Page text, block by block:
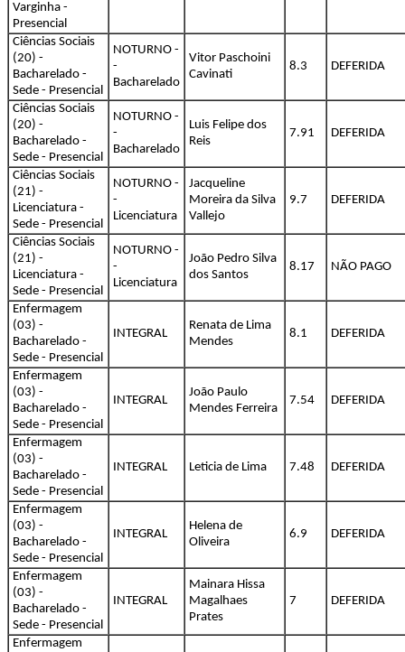
Varginha -
Presencial
Ciências Sociais
(20) -
Bacharelado -
Sede - Presencial
NOTURNO -
-
Bacharelado
Vitor Paschoini
Cavinati
8.3 DEFERIDA
Ciências Sociais
(20) -
Bacharelado -
Sede - Presencial
NOTURNO -
-
Bacharelado
Luis Felipe dos
Reis
7.91 DEFERIDA
Ciências Sociais
(21) -
Licenciatura -
Sede - Presencial
NOTURNO -
-
Licenciatura
Jacqueline
Moreira da Silva
Vallejo
9.7 DEFERIDA
Ciências Sociais
(21) -
Licenciatura -
Sede - Presencial
NOTURNO -
-
Licenciatura
João Pedro Silva
dos Santos
8.17 NÃO PAGO
Enfermagem
(03) -
Bacharelado -
Sede - Presencial
INTEGRAL
Renata de Lima
Mendes
8.1 DEFERIDA
Enfermagem
(03) -
Bacharelado -
Sede - Presencial
INTEGRAL
João Paulo
Mendes Ferreira
7.54 DEFERIDA
Enfermagem
(03) -
Bacharelado -
Sede - Presencial
INTEGRAL Leticia de Lima 7.48 DEFERIDA
Enfermagem
(03) -
Bacharelado -
Sede - Presencial
INTEGRAL
Helena de
Oliveira
6.9 DEFERIDA
Enfermagem
(03) -
Bacharelado -
Sede - Presencial
INTEGRAL
Mainara Hissa
Magalhaes
Prates
7 DEFERIDA
Enfermagem